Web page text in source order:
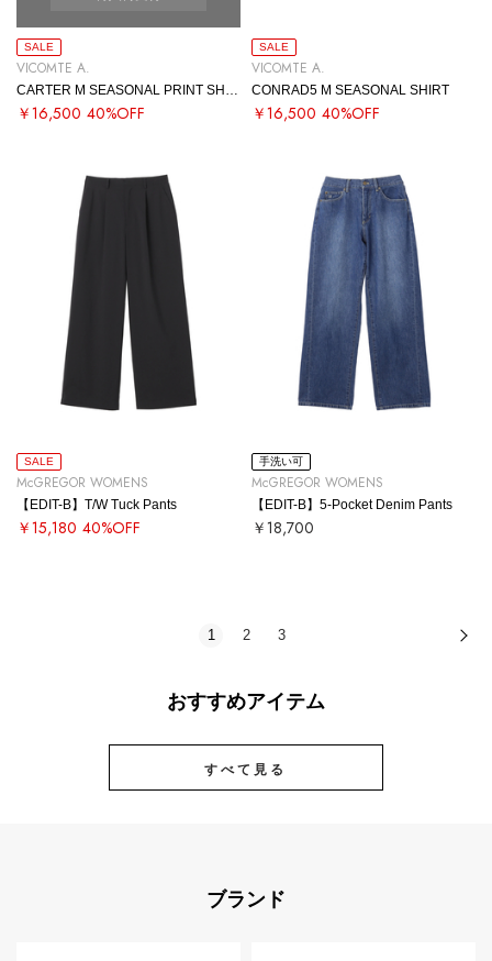
SALE
VICOMTE A.
CARTER M SEASONAL PRINT SHIRT
￥16,500 40%OFF
SALE
VICOMTE A.
CONRAD5 M SEASONAL SHIRT
￥16,500 40%OFF
SALE
McGREGOR WOMENS
【EDIT-B】T/W Tuck Pants
￥15,180 40%OFF
手洗い可
McGREGOR WOMENS
【EDIT-B】5-Pocket Denim Pants
￥18,700
1 2 3
おすすめアイテム
すべて見る
ブランド